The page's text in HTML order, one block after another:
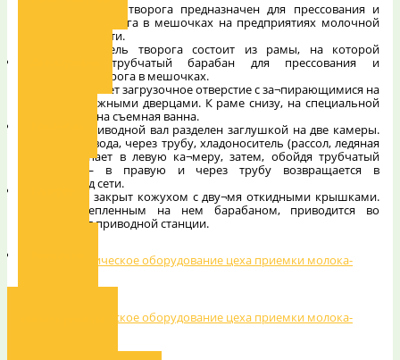
• Охладитель творога предназначен для прессования и
охлаждения творога в мешочках на предприятиях молочной
промышленности.
• Охладитель творога состоит из рамы, на которой
смонтирован трубчатый барабан для прессования и
охлаждения творога в мешочках.
• Барабан имеет загрузочное отверстие с за¬пирающимися на
замок раздвижными дверцами. К раме снизу, на специальной
оси, закреплена съемная ванна.
• Полый приводной вал разделен заглушкой на две камеры.
Из трубопровода, через трубу, хладоноситель (рассол, ледяная
вода) поступает в левую ка¬меру, затем, обойдя трубчатый
барабан, — в правую и через трубу возвращается в
трубопровод сети.
• Барабан закрыт кожухом с дву¬мя откидными крышками.
Вал, с укрепленным на нем барабаном, приводится во
вращение от приводной станции.